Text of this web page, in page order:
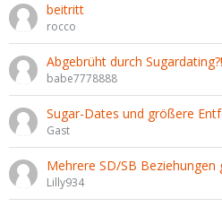
beitritt
rocco
Abgebrüht durch Sugardating?!
babe7778888
Sugar-Dates und größere
Gast
Mehrere SD/SB Beziehungen
Lilly934